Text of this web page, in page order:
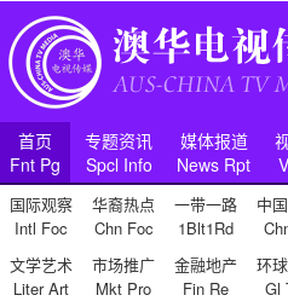
首页
Fnt Pg
专题资讯
Spcl Info
媒体报道
News Rpt
国际观察
Intl Foc
华裔热点
Chn Foc
一带一路
1Blt1Rd
中
文学艺术
Liter Art
市场推广
Mkt Pro
金融地产
Fin Re
环
Gl